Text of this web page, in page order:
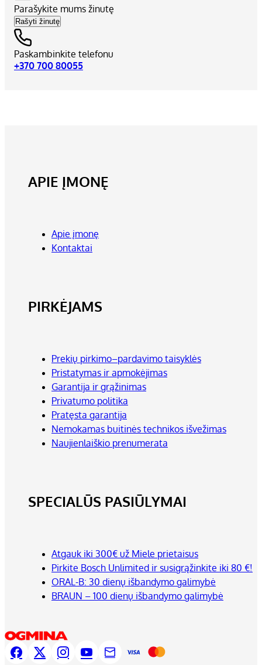
Parašykite mums žinutę
Rašyti žinutę
Paskambinkite telefonu
+370 700 80055
APIE ĮMONĘ
Apie įmonę
Kontaktai
PIRKĖJAMS
Prekių pirkimo–pardavimo taisyklės
Pristatymas ir apmokėjimas
Garantija ir grąžinimas
Privatumo politika
Pratęsta garantija
Nemokamas buitinės technikos išvežimas
Naujienlaiškio prenumerata
SPECIALŪS PASIŪLYMAI
Atgauk iki 300€ už Miele prietaisus
Pirkite Bosch Unlimited ir susigrąžinkite iki 80 €!
ORAL-B: 30 dienų išbandymo galimybė
BRAUN – 100 dienų išbandymo galimybė